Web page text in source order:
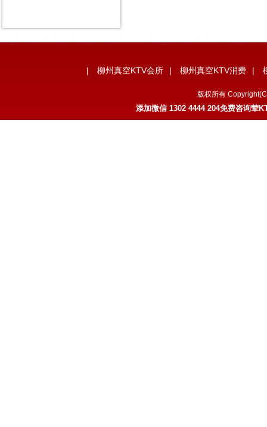
| 柳州真空KTV会所 | 柳州真空KTV消费 |
版权所有
添加微信 1302 4444 204免费咨询荤